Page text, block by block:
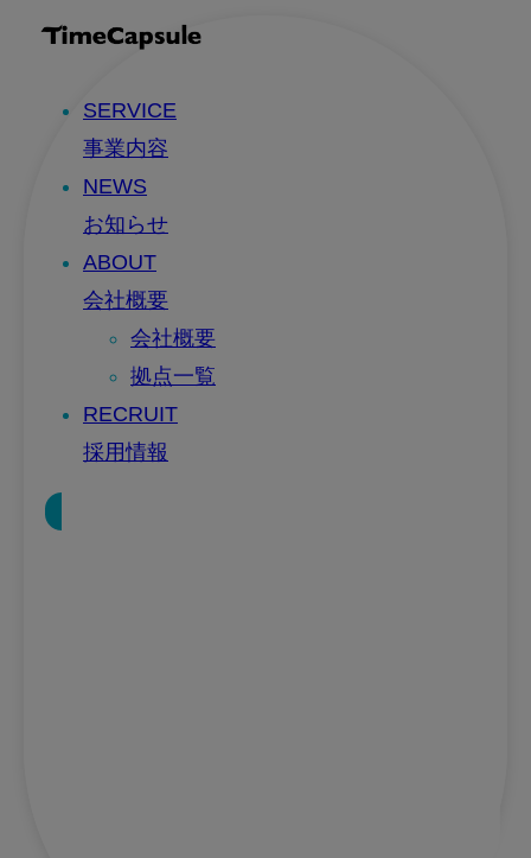
SERVICE
事業内容
NEWS
お知らせ
ABOUT
会社概要
会社概要
拠点一覧
RECRUIT
採用情報